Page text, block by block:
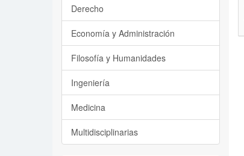
Derecho
Economía y Administración
Filosofía y Humanidades
Ingeniería
Medicina
Multidisciplinarias